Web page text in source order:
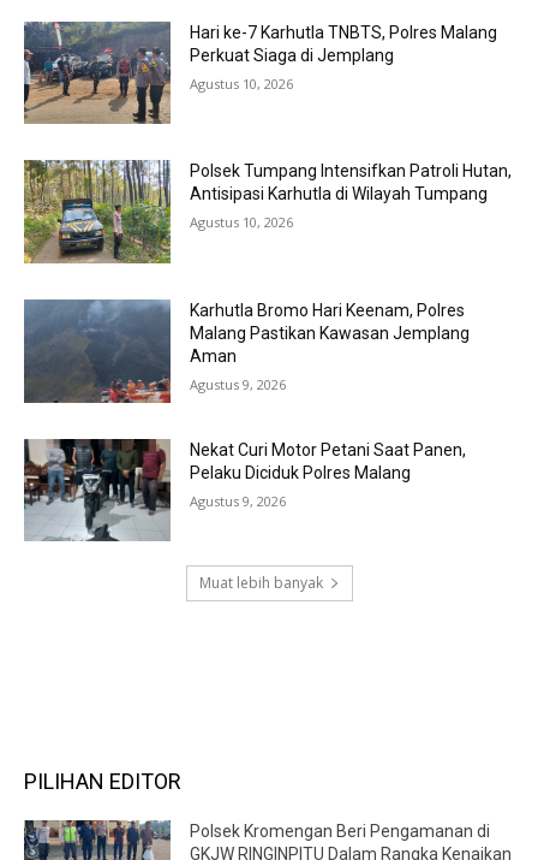
Hari ke-7 Karhutla TNBTS, Polres Malang
Perkuat Siaga di Jemplang
Agustus 10, 2026
Polsek Tumpang Intensifkan Patroli Hutan,
Antisipasi Karhutla di Wilayah Tumpang
Agustus 10, 2026
Karhutla Bromo Hari Keenam, Polres
Malang Pastikan Kawasan Jemplang
Aman
Agustus 9, 2026
Nekat Curi Motor Petani Saat Panen,
Pelaku Diciduk Polres Malang
Agustus 9, 2026
Muat lebih banyak
PILIHAN EDITOR
Polsek Kromengan Beri Pengamanan di
GKJW RINGINPITU Dalam Rangka Kenaikan